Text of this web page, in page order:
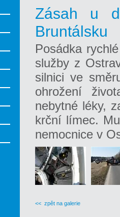
Zásah u
Bruntálsku
Posádka
služby z
silnici ve
ohrožení
nebytné léky,
krční límec.
nemocnice v
<< zpět na galerie